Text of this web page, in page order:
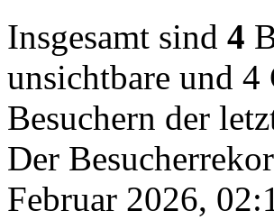
Insgesamt sind 4
unsichtbare und 4
Besuchern der
Der
Februar 2026,